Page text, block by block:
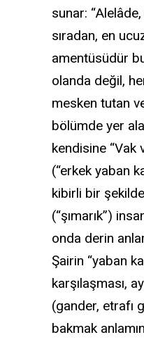
sunar:
sıradan, en
amentüsüdür
olanda değil,
mesken tutan
bölümde yer
kendisine “Vak
(“erkek yaban
kibirli bir
(“şımarık”)
onda derin
Şairin “yaban
karşılaşması,
(gander, etrafı
bakmak